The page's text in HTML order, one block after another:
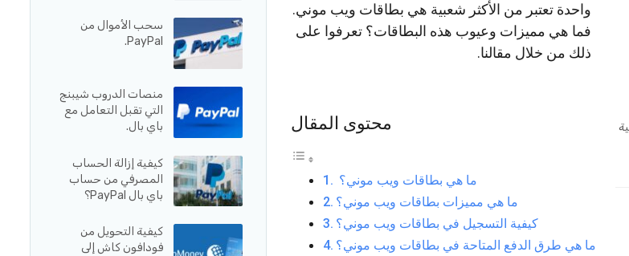
واحدة تعتبر من الأكثر شعبية هي بطاقات ويب موني.
فما هي مميزات وعيوب هذه البطاقات؟ تعرفوا على
ذلك من خلال مقالنا.
محتوى المقال
ما هي بطاقات ويب موني؟
ما هي مميزات بطاقات ويب موني؟
كيفية التسجيل في بطاقات ويب موني؟
ما هي طرق الدفع المتاحة في بطاقات ويب موني؟
سحب الأموال من
PayPal.
منصات الدروب شيبنج
التي تقبل التعامل مع
باي بال.
كيفية إزالة الحساب
المصرفي من حساب
باي بال PayPal؟
كيفية التحويل من
فودافون كاش إلى